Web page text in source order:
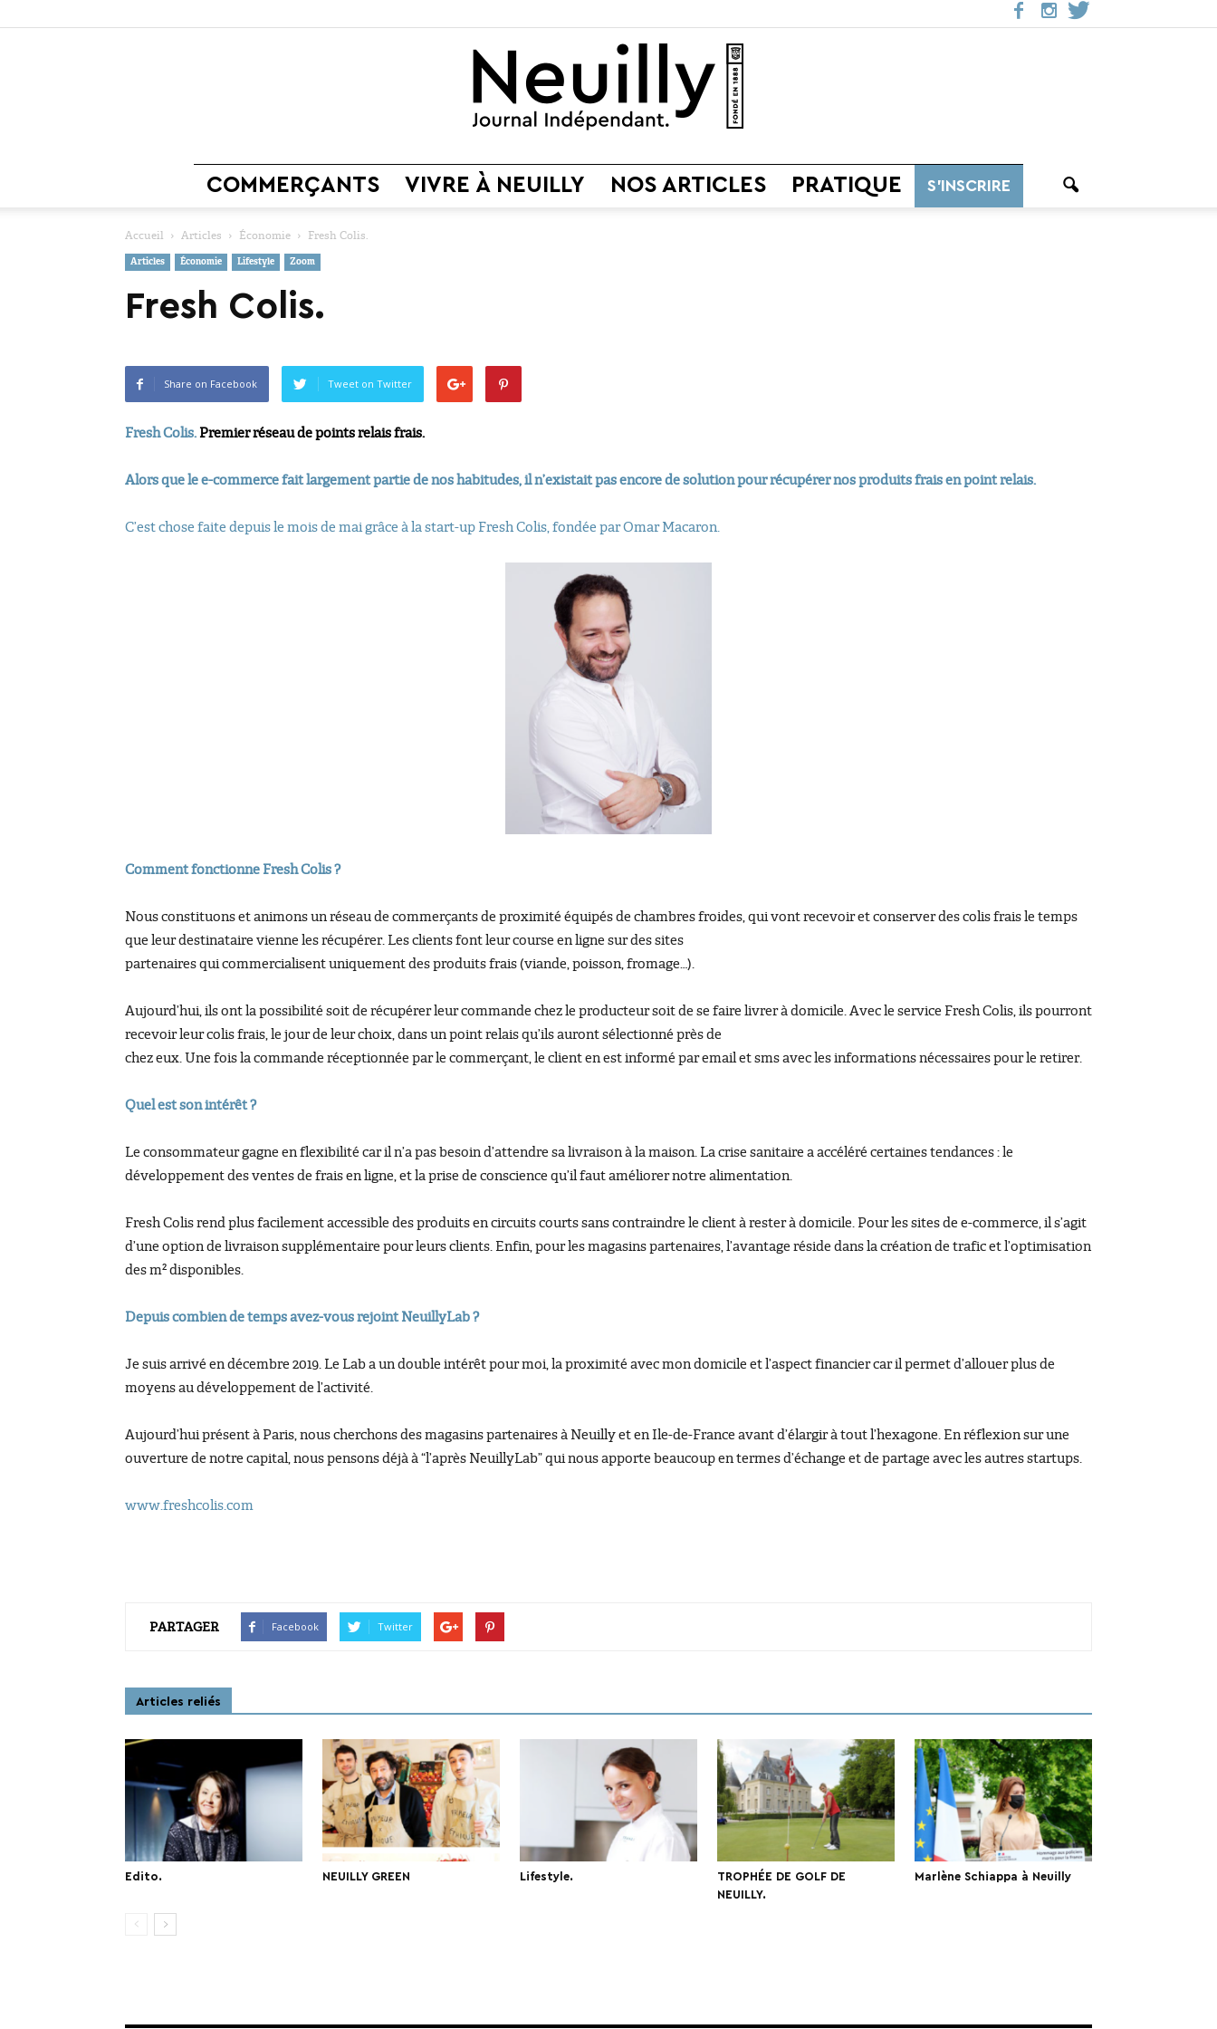
Neuilly
COMMERÇANTS VIVRE À NEUILLY NOS ARTICLES PRATIQUE S’INSCRIRE
Accueil Articles Économie Fresh Colis.
Articles Économie Lifestyle Zoom
Fresh Colis.
Share on Facebook Tweet on Twitter
Fresh Colis. Premier réseau de points relais frais.
Alors que le e-commerce fait largement partie de nos habitudes, il n’existait pas encore de solution pour récupérer nos produits frais en point relais.
C’est chose faite depuis le mois de mai grâce à la start-up Fresh Colis, fondée par Omar Macaron.
Comment fonctionne Fresh Colis ?
Nous constituons et animons un réseau de commerçants de proximité équipés de chambres froides, qui vont recevoir et conserver des colis frais le temps
que leur destinataire vienne les récupérer. Les clients font leur course en ligne sur des sites
partenaires qui commercialisent uniquement des produits frais (viande, poisson, fromage…).
Aujourd’hui, ils ont la possibilité soit de récupérer leur commande chez le producteur soit de se faire livrer à domicile. Avec le service Fresh Colis, ils pourront
recevoir leur colis frais, le jour de leur choix, dans un point relais qu’ils auront sélectionné près de
chez eux. Une fois la commande réceptionnée par le commerçant, le client en est informé par email et sms avec les informations nécessaires pour le retirer.
Quel est son intérêt ?
Le consommateur gagne en flexibilité car il n’a pas besoin d’attendre sa livraison à la maison. La crise sanitaire a accéléré certaines tendances : le
développement des ventes de frais en ligne, et la prise de conscience qu’il faut améliorer notre alimentation.
Fresh Colis rend plus facilement accessible des produits en circuits courts sans contraindre le client à rester à domicile. Pour les sites de e-commerce, il s’agit
d’une option de livraison supplémentaire pour leurs clients. Enfin, pour les magasins partenaires, l’avantage réside dans la création de trafic et l’optimisation
des m² disponibles.
Depuis combien de temps avez-vous rejoint NeuillyLab ?
Je suis arrivé en décembre 2019. Le Lab a un double intérêt pour moi, la proximité avec mon domicile et l’aspect financier car il permet d’allouer plus de
moyens au développement de l’activité.
Aujourd’hui présent à Paris, nous cherchons des magasins partenaires à Neuilly et en Ile-de-France avant d’élargir à tout l’hexagone. En réflexion sur une
ouverture de notre capital, nous pensons déjà à “l’après NeuillyLab” qui nous apporte beaucoup en termes d’échange et de partage avec les autres startups.
www.freshcolis.com
PARTAGER Facebook Twitter
Articles reliés
Edito. NEUILLY GREEN Lifestyle.
TROPHÉE DE GOLF DE
NEUILLY.
Marlène Schiappa à Neuilly